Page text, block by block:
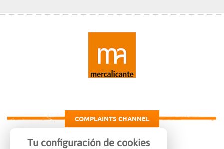
COMPLAINTS CHANNEL
Tu configuración de cookies